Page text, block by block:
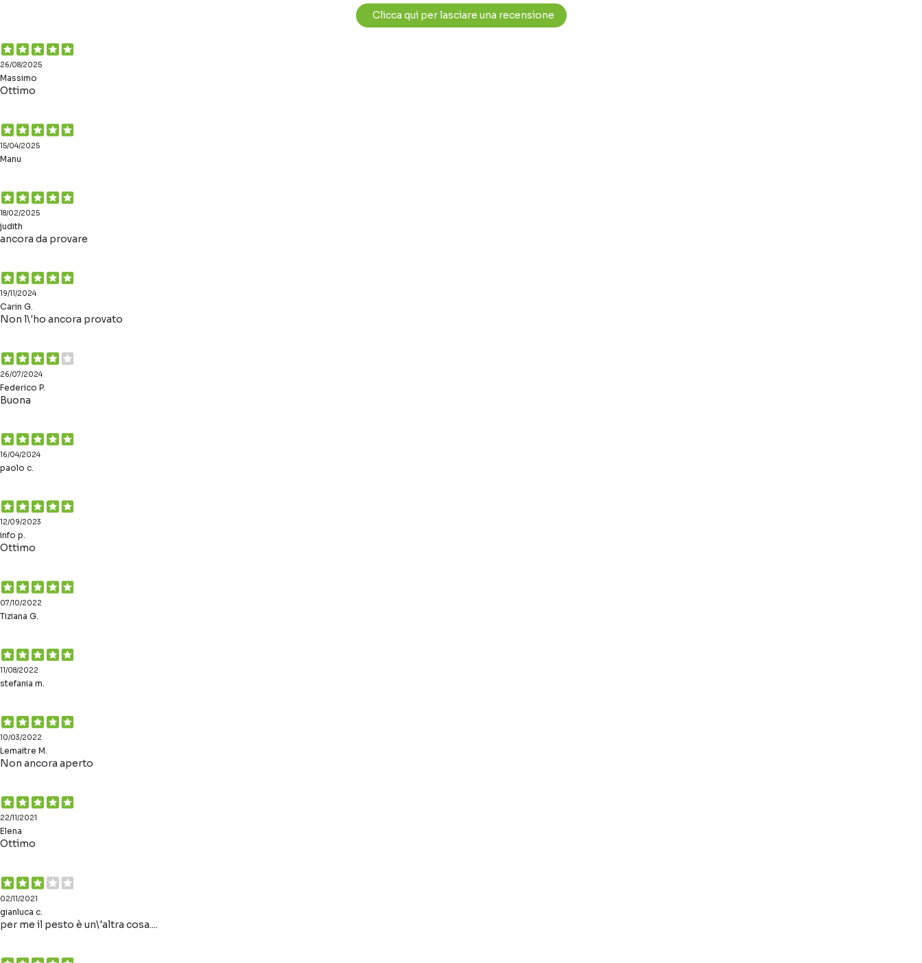
Clicca qui per lasciare una recensione
26/08/2025
Massimo
Ottimo
15/04/2025
Manu
18/02/2025
judith
ancora da provare
19/11/2024
Carin G.
Non l\'ho ancora provato
26/07/2024
Federico P.
Buona
16/04/2024
paolo c.
12/09/2023
info p.
Ottimo
07/10/2022
Tiziana G.
11/08/2022
stefania m.
10/03/2022
Lemaitre M.
Non ancora aperto
22/11/2021
Elena
Ottimo
02/11/2021
gianluca c.
per me il pesto è un\'altra cosa....